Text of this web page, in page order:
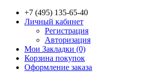
+7 (495) 135-65-40
Личный кабинет
Регистрация
Авторизация
Мои Закладки (0)
Корзина покупок
Оформление заказа